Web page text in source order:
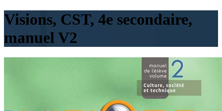
Visions, CST, 4e secondaire,
manuel V2